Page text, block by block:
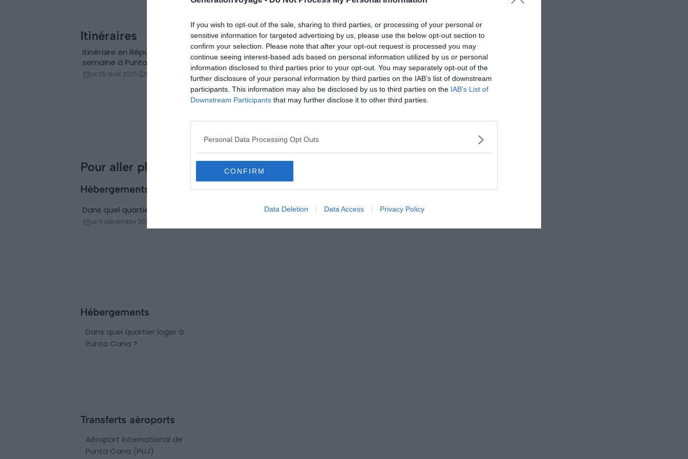
If you wish to opt-out of the sale, sharing to third parties, or processing of your personal or
sensitive information for targeted advertising by us, please use the below opt-out section to
confirm your selection. Please note that after your opt-out request is processed you may
continue seeing interest-based ads based on personal information utilized by us or personal
information disclosed to third parties prior to your opt-out. You may separately opt-out of the
further disclosure of your personal information by third parties on the IAB’s list of downstream
participants. This information may also be disclosed by us to third parties on the IAB’s List of
Downstream Participants that may further disclose it to other third parties.
Personal Data Processing Opt Outs
CONFIRM
Data Deletion Data Access Privacy Policy
faire
Itinéraires
Itinéraire en République Dominicaine : 1
semaine à Punta Cana et ses environs
Le 25 avril 2025 Par Samuel Métairie
Pour aller plus loin
Hébergements
Conseils logement
Dans quel quartier loger à Punta Cana ?
Le 11 décembre 2025
Hébergements
Dans quel quartier loger à
Punta Cana ?
Transferts aéroports
Aéroport international de
Punta Cana (PUJ)